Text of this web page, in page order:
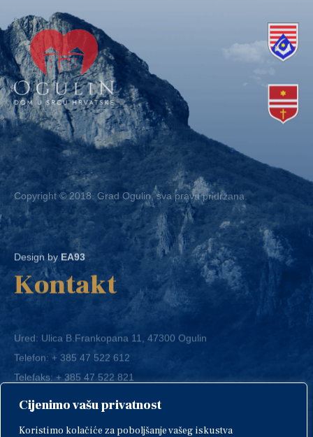
Cijenimo vašu privatnost
Koristimo kolačiće za poboljšanje vašeg iskustva
Copyright © 2018. Grad Ogulin, sva prava pridržana.
Design by EA93
Kontakt
Ured: Ulica B.Frankopana 11, 47300 Ogulin
+ 385 47 522 821
OIB: 58264108511
IBAN: HR1424020061829700009